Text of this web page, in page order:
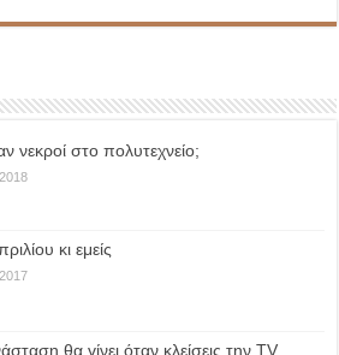
νεκροί στο πολυτεχνείο;
κι εμείς
θα γίνει όταν κλείσεις την TV